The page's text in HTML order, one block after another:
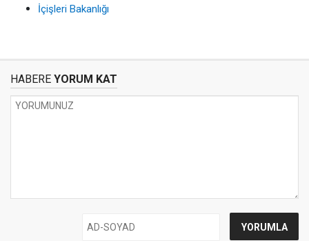
İçişleri Bakanlığı
HABERE YORUM KAT